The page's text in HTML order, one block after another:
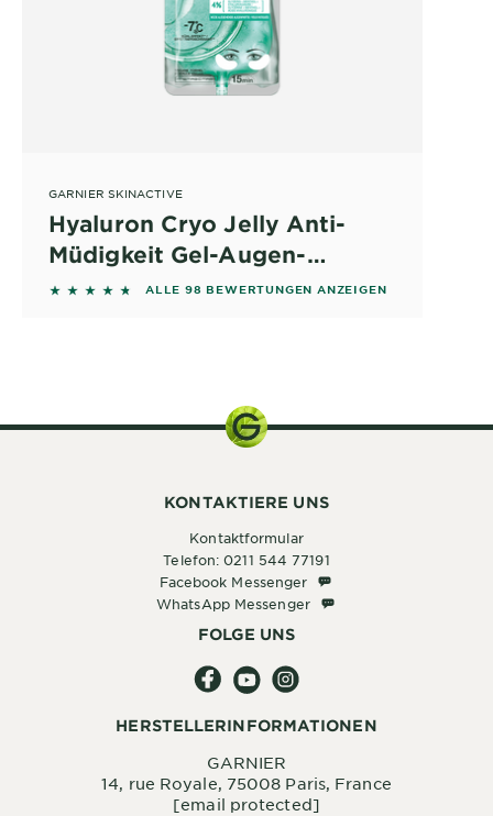
GARNIER SKINACTIVE
Hyaluron Cryo Jelly Anti-
Müdigkeit Gel-Augen-
Tuchmaske
4.5408 out of 5 stars based on reviews
ALLE 98 BEWERTUNGEN ANZEIGEN
KONTAKTIERE UNS
Kontaktformular
Telefon: 0211 544 77191
Facebook Messenger Facebook Messenger
WhatsApp MessengerWhatsApp Messenger
FOLGE UNS
HERSTELLERINFORMATIONEN
GARNIER
14, rue Royale, 75008 Paris, France
[email protected]